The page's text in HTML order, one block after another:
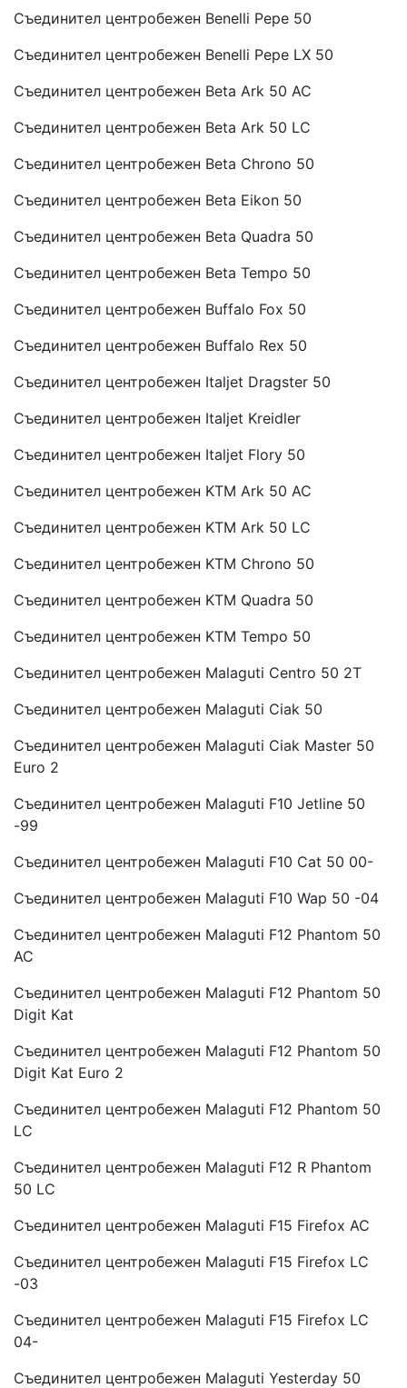
Съединител центробежен Benelli Pepe 50
Съединител центробежен Benelli Pepe LX 50
Съединител центробежен Beta Ark 50 AC
Съединител центробежен Beta Ark 50 LC
Съединител центробежен Beta Chrono 50
Съединител центробежен Beta Eikon 50
Съединител центробежен Beta Quadra 50
Съединител центробежен Beta Tempo 50
Съединител центробежен Buffalo Fox 50
Съединител центробежен Buffalo Rex 50
Съединител центробежен Italjet Dragster 50
Съединител центробежен Italjet Kreidler
Съединител центробежен Italjet Flory 50
Съединител центробежен KTM Ark 50 AC
Съединител центробежен KTM Ark 50 LC
Съединител центробежен KTM Chrono 50
Съединител центробежен KTM Quadra 50
Съединител центробежен KTM Tempo 50
Съединител центробежен Malaguti Centro 50 2T
Съединител центробежен Malaguti Ciak 50
Съединител центробежен Malaguti Ciak Master 50
Euro 2
Съединител центробежен Malaguti F10 Jetline 50
-99
Съединител центробежен Malaguti F10 Cat 50 00-
Съединител центробежен Malaguti F10 Wap 50 -04
Съединител центробежен Malaguti F12 Phantom 50
AC
Съединител центробежен Malaguti F12 Phantom 50
Digit Kat
Съединител центробежен Malaguti F12 Phantom 50
Digit Kat Euro 2
Съединител центробежен Malaguti F12 Phantom 50
LC
Съединител центробежен Malaguti F12 R Phantom
50 LC
Съединител центробежен Malaguti F15 Firefox AC
Съединител центробежен Malaguti F15 Firefox LC
-03
Съединител центробежен Malaguti F15 Firefox LC
04-
Съединител центробежен Malaguti Yesterday 50